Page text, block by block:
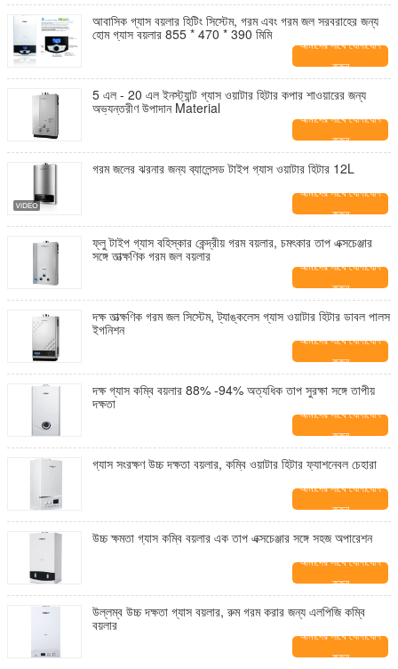
আবাসিক গ্যাস বয়লার হিটিং সিস্টেম, গরম এবং গরম জল সরবরাহের জন্য
হোম গ্যাস বয়লার 855 * 470 * 390 মিমি
আমাদের সাথে যোগাযোগ
করুন
5 এল - 20 এল ইনস্ট্যান্ট গ্যাস ওয়াটার হিটার কপার শাওয়ারের জন্য
অভ্যন্তরীণ উপাদান Material
আমাদের সাথে যোগাযোগ
করুন
গরম জলের ঝরনার জন্য ব্যালেন্সড টাইপ গ্যাস ওয়াটার হিটার 12L
আমাদের সাথে যোগাযোগ
করুন
ফ্লু টাইপ গ্যাস বহিস্কার কেন্দ্রীয় গরম বয়লার, চমৎকার তাপ এক্সচেঞ্জার
সঙ্গে তাত্ক্ষণিক গরম জল বয়লার
আমাদের সাথে যোগাযোগ
করুন
দক্ষ তাত্ক্ষণিক গরম জল সিস্টেম, ট্যাঙ্কলেস গ্যাস ওয়াটার হিটার ডাবল পালস
ইগনিশন
আমাদের সাথে যোগাযোগ
করুন
দক্ষ গ্যাস কম্বি বয়লার 88% -94% অত্যধিক তাপ সুরক্ষা সঙ্গে তাপীয়
দক্ষতা
আমাদের সাথে যোগাযোগ
করুন
গ্যাস সংরক্ষণ উচ্চ দক্ষতা বয়লার, কম্বি ওয়াটার হিটার ফ্যাশনেবল চেহারা
আমাদের সাথে যোগাযোগ
করুন
উচ্চ ক্ষমতা গ্যাস কম্বি বয়লার এক তাপ এক্সচেঞ্জার সঙ্গে সহজ অপারেশন
আমাদের সাথে যোগাযোগ
করুন
উল্লম্ব উচ্চ দক্ষতা গ্যাস বয়লার, রুম গরম করার জন্য এলপিজি কম্বি
বয়লার
আমাদের সাথে যোগাযোগ
করুন